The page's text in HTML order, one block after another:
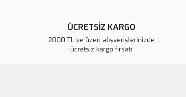
ÜCRETSİZ KARGO
2000 TL ve üzeri alışverişlerinizde
ücretsiz kargo fırsatı